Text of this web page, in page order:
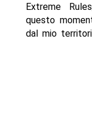
Extreme
questo
dal mio